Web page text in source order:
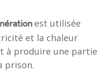
est utilisée
et la chaleur
à produire une partie
prison.